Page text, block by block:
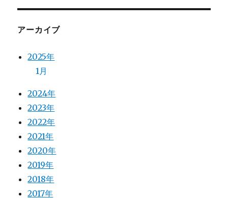
アーカイブ
2025年
1月
2024年
2023年
2022年
2021年
2020年
2019年
2018年
2017年